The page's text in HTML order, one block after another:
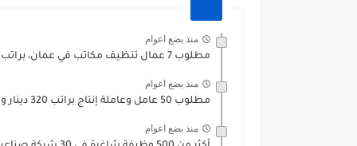
منذ بضع اعوام
مطلوب 7 عمال تنظيف مكاتب في عمان، براتب 300 دينار
منذ بضع اعوام
مطلوب 50 عامل وعاملة إنتاج براتب 320 دينار والمواصلات مؤمنة
منذ بضع اعوام